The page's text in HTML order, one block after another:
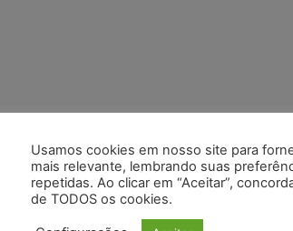
Usamos cookies em nosso site para
mais relevante, lembrando suas
repetidas. Ao clicar em “Aceitar”,
de TODOS os cookies.